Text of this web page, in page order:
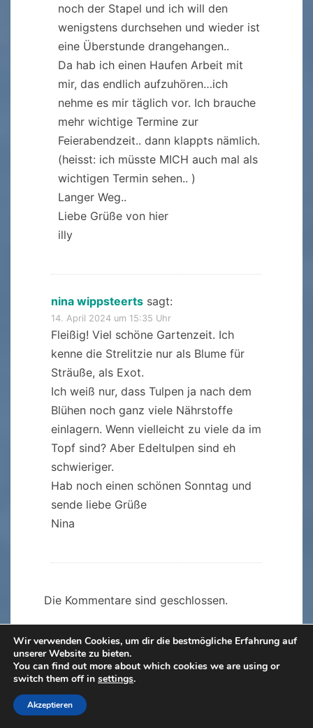
noch der Stapel und ich will den
wenigstens durchsehen und wieder ist
eine Überstunde drangehangen..
Da hab ich einen Haufen Arbeit mit
mir, das endlich aufzuhören…ich
nehme es mir täglich vor. Ich brauche
mehr wichtige Termine zur
Feierabendzeit.. dann klappts nämlich.
(heisst: ich müsste MICH auch mal als
wichtigen Termin sehen.. )
Langer Weg..
Liebe Grüße von hier
illy
nina wippsteerts sagt:
14. April 2024 um 15:35 Uhr
Fleißig! Viel schöne Gartenzeit. Ich
kenne die Strelitzie nur als Blume für
Sträuße, als Exot.
Ich weiß nur, dass Tulpen ja nach dem
Blühen noch ganz viele Nährstoffe
einlagern. Wenn vielleicht zu viele da im
Topf sind? Aber Edeltulpen sind eh
schwieriger.
Hab noch einen schönen Sonntag und
sende liebe Grüße
Nina
Die Kommentare sind geschlossen.
Die Kommentare sind geschlossen.
Wir verwenden Cookies, um dir die bestmögliche Erfahrung auf
unserer Website zu bieten.
You can find out more about which cookies we are using or
switch them off in settings.
Akzeptieren